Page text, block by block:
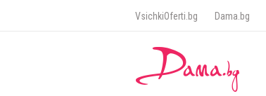
VsichkiOferti.bg Dama.bg